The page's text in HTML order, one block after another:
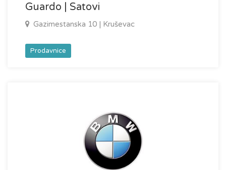
Guardo | Satovi
Gazimestanska 10 | Kruševac
Prodavnice